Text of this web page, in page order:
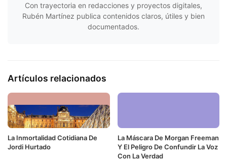
Con trayectoria en redacciones y proyectos digitales,
Rubén Martínez publica contenidos claros, útiles y bien
documentados.
Artículos relacionados
La Inmortalidad Cotidiana De
Jordi Hurtado
La Máscara De Morgan Freeman
Y El Peligro De Confundir La Voz
Con La Verdad